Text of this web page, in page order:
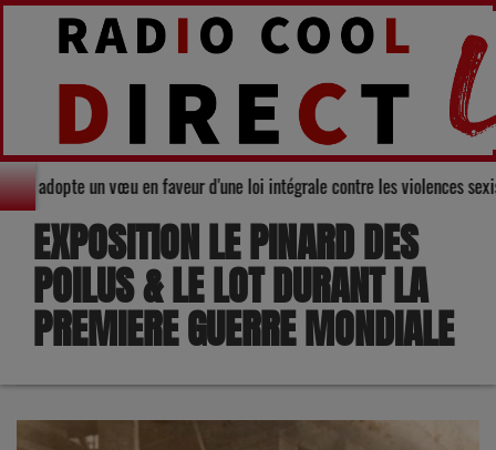
départemental du Gers adopte un vœu en faveur d'une loi intégrale
EXPOSITION LE PINARD DES
POILUS & LE LOT DURANT LA
PREMIERE GUERRE MONDIALE